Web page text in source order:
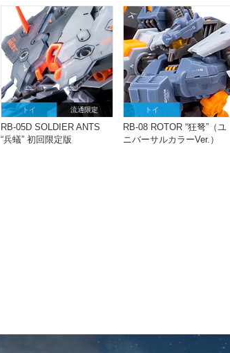
トイ 流通限定
RB-05D SOLDIER ANTS
“兵蟻” 初回限定版
トイ
RB-08 ROTOR “狂弩”（ユ
ニバーサルカラーVer.）